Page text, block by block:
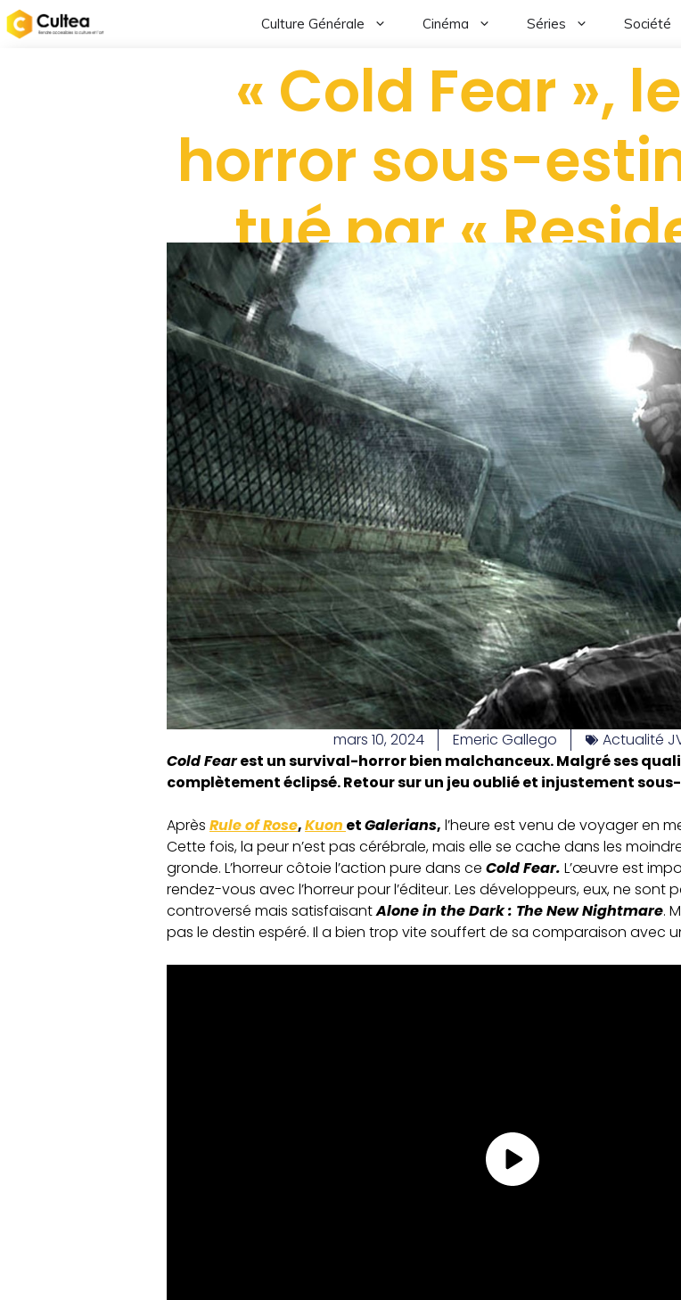
Culture Générale Cinéma Séries Société
« Cold Fear »,
horror sous-
tué par «
mars 10, 2024 Emeric Gallego Actualité
Cold Fearest un survival-horror bien malchanceux. Malgré ses
complètement éclipsé. Retour sur un jeu oublié et injustement
Après Rule of Rose,Kuon etGalerians, l’heure est venu de voyager en
Cette fois, la peur n’est pas cérébrale, mais elle se cache dans les
gronde. L’horreur côtoie l’action pure dans ce Cold Fear. L’œuvre est
rendez-vous avec l’horreur pour l’éditeur. Les développeurs, eux, ne sont
controversé mais satisfaisantAlone in the Dark : The New Nightmare.
pas le destin espéré. Il a bien trop vite souffert de sa comparaison avec